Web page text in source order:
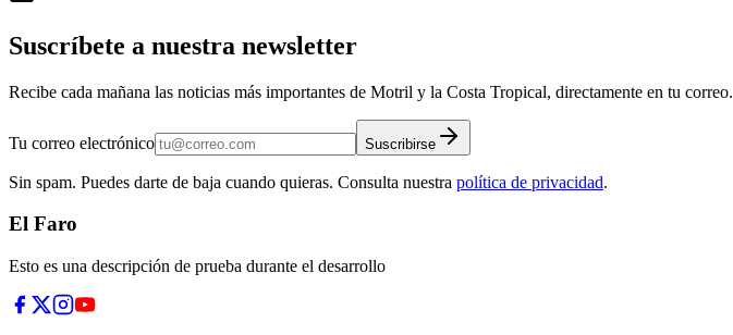
Suscríbete a nuestra newsletter
Recibe cada mañana las noticias más importantes de Motril y la Costa Tropical, directamente en tu correo.
Tu correo electrónico Suscribirse
Sin spam. Puedes darte de baja cuando quieras. Consulta nuestra política de privacidad.
El Faro
Esto es una descripción de prueba durante el desarrollo